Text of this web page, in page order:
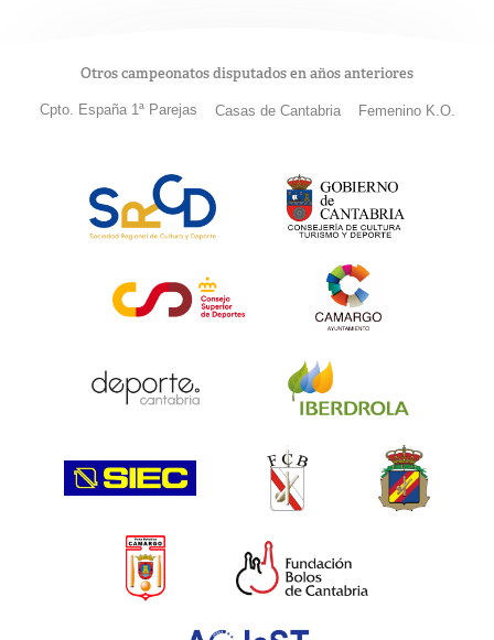
Otros campeonatos disputados en años anteriores
Cpto. España 1ª Parejas Casas de Cantabria Femenino K.O.